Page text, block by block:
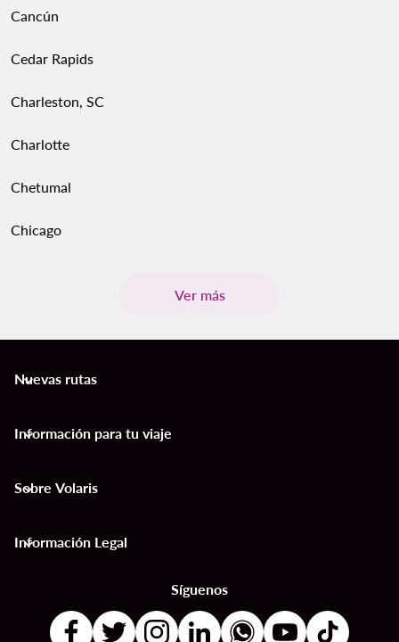
Cancún
Cedar Rapids
Charleston, SC
Charlotte
Chetumal
Chicago
Ver más
Nuevas rutas
keyboard_arrow_down
Información para tu viaje
keyboard_arrow_down
Sobre Volaris
keyboard_arrow_down
Información Legal
keyboard_arrow_down
Síguenos